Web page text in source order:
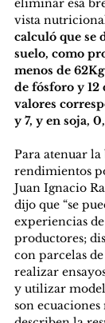
eliminar esa
vista
calculó que se
suelo, como
menos de
de fósforo y 12
valores
y 7, y en soja,
Para atenuar
rendimientos
Juan Ignacio
dijo que “se
experiencias
productores;
con parcelas
realizar
y utilizar
son